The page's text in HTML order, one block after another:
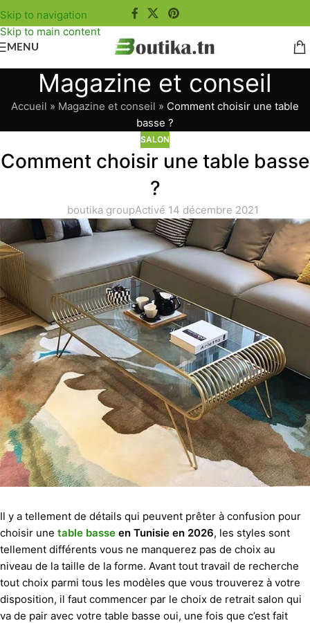
Skip to navigation
Skip to main content
MENU
Magazine et conseil
Accueil » Magazine et conseil » Comment choisir une table
basse ?
SALON
Comment choisir une table basse
?
boutika groupActivé 14 décembre 2021
Il y a tellement de détails qui peuvent prêter à confusion pour
choisir une table basse en Tunisie en 2026, les styles sont
tellement différents vous ne manquerez pas de choix au
niveau de la taille de la forme. Avant tout travail de recherche
tout choix parmi tous les modèles que vous trouverez à votre
disposition, il faut commencer par le choix de retrait salon qui
va de pair avec votre table basse oui, une fois que c’est fait